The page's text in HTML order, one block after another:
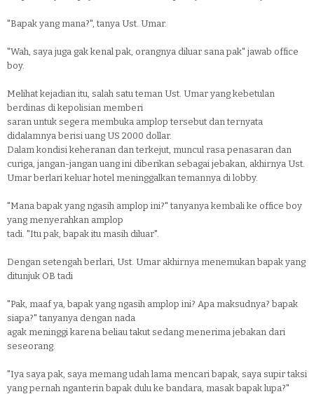
"Bapak yang mana?", tanya Ust. Umar.
"Wah, saya juga gak kenal pak, orangnya diluar sana pak" jawab office
boy.
Melihat kejadian itu, salah satu teman Ust. Umar yang kebetulan
berdinas di kepolisian memberi
saran untuk segera membuka amplop tersebut dan ternyata
didalamnya berisi uang US 2000 dollar.
Dalam kondisi keheranan dan terkejut, muncul rasa penasaran dan
curiga, jangan-jangan uang ini diberikan sebagai jebakan, akhirnya Ust.
Umar berlari keluar hotel meninggalkan temannya di lobby.
"Mana bapak yang ngasih amplop ini?" tanyanya kembali ke office boy
yang menyerahkan amplop
tadi. "Itu pak, bapak itu masih diluar".
Dengan setengah berlari, Ust. Umar akhirnya menemukan bapak yang
ditunjuk OB tadi
"Pak, maaf ya, bapak yang ngasih amplop ini? Apa maksudnya? bapak
siapa?" tanyanya dengan nada
agak meninggi karena beliau takut sedang menerima jebakan dari
seseorang.
"Iya saya pak, saya memang udah lama mencari bapak, saya supir taksi
yang pernah nganterin bapak dulu ke bandara, masak bapak lupa?"